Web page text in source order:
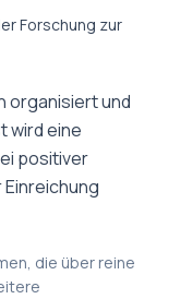
Forschung zur
organisiert und
wird eine
positiver
die über reine